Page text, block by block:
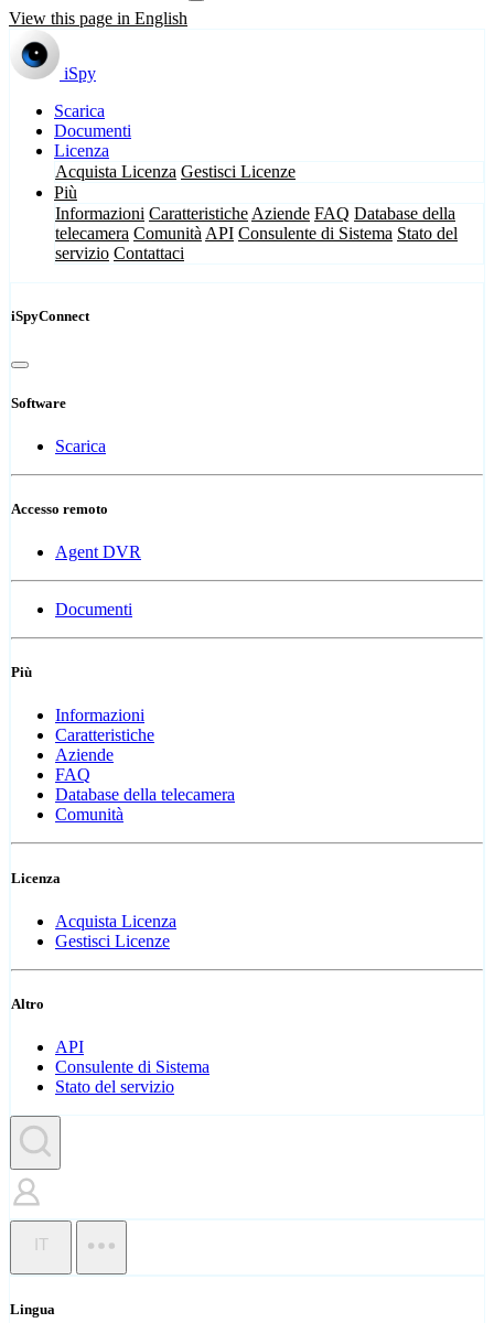
View this page in English
iSpy
Scarica
Documenti
Licenza
Acquista Licenza Gestisci Licenze
Più
Informazioni Caratteristiche Aziende FAQ Database della
telecamera Comunità API Consulente di Sistema Stato del
servizio Contattaci
iSpyConnect
Software
Scarica
Accesso remoto
Agent DVR
Documenti
Più
Informazioni
Caratteristiche
Aziende
FAQ
Database della telecamera
Comunità
Licenza
Acquista Licenza
Gestisci Licenze
Altro
API
Consulente di Sistema
Stato del servizio
IT
Lingua